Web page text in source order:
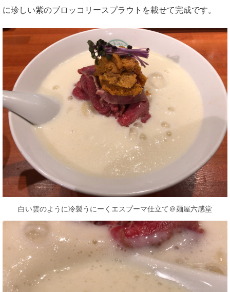
に珍しい紫のブロッコリースプラウトを載せて完成です。
白い雲のように冷製うにーくエスプーマ仕立て＠麺屋六感堂